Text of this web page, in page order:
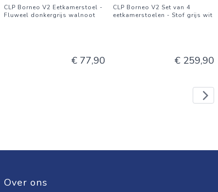
CLP Borneo V2 Eetkamerstoel -
Fluweel donkergrijs walnoot
€ 77,90
CLP Borneo V2 Set van 4
eetkamerstoelen - Stof grijs wit
€ 259,90
Over ons